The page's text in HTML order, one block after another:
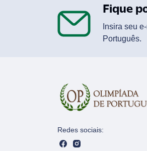
Fique
Insira seu
Português.
Redes sociais: